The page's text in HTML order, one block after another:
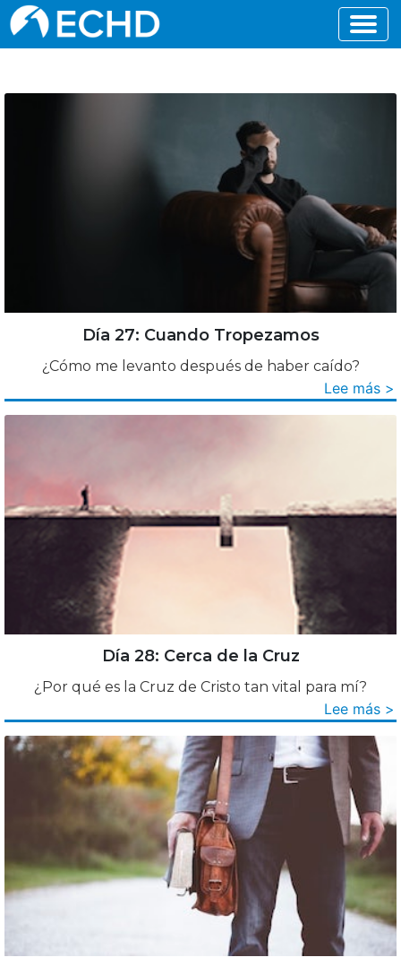
Día 27: Cuando Tropezamos
¿Cómo me levanto después de haber caído?
Lee más >
Día 28: Cerca de la Cruz
¿Por qué es la Cruz de Cristo tan vital para mí?
Lee más >